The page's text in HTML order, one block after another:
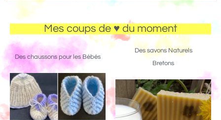
Mes coups de ♥ du moment
Des chaussons pour les Bébés
Des savons Naturels
Bretons